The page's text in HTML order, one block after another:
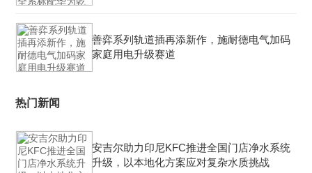
善弈系列轨道插再添新作，施耐德电气加码
家庭用电升级赛道
热门新闻
安吉尔助力印尼KFC推进全国门店净水系统
升级，以本地化方案应对复杂水质挑战